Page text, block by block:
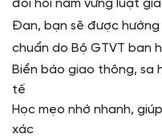
đòi hỏi nắm vững luật
Đan, bạn sẽ được
chuẩn do Bộ GTVT ban
Biển báo giao thông, sa
tế
Học mẹo nhớ nhanh,
xác